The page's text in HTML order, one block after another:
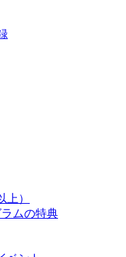
上）
ムの特典